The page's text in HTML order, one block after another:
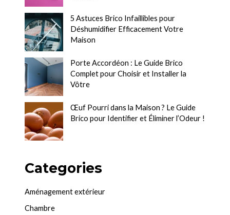
5 Astuces Brico Infaillibles pour
Déshumidifier Efficacement Votre
Maison
Porte Accordéon : Le Guide Brico
Complet pour Choisir et Installer la
Vôtre
Œuf Pourri dans la Maison ? Le Guide
Brico pour Identifier et Éliminer l’Odeur !
Categories
Aménagement extérieur
Chambre